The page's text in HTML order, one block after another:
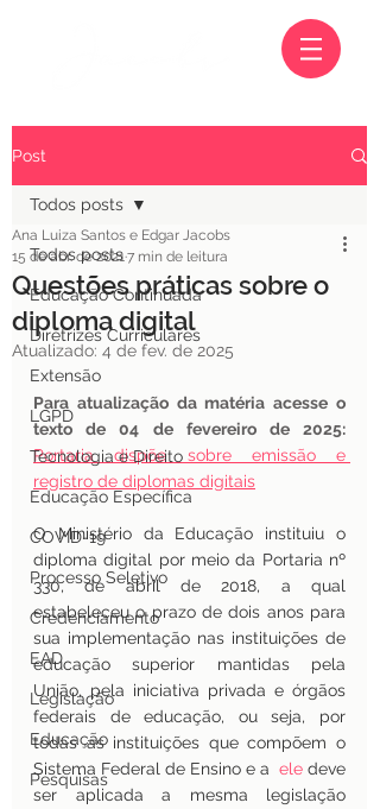
Post
Todos posts
Educação Continuada
Diretrizes Curriculares
Extensão
LGPD
Tecnologia e Direito
Educação Específica
COVID-19
Processo Seletivo
Credenciamento
EAD
Legislação
Educação
Pesquisas
Todos posts
Questões práticas sobre o
diploma digital
Ana Luiza Santos e Edgar Jacobs
15 de abr. de 20217 min de leitura
Atualizado: 4 de fev. de 2025
Para atualização da matéria acesse o
Portaria dispõe sobre emissão e
registro de diplomas digitais
O Ministério da Educação instituiu o
diploma digital por meio da Portaria nº
330, de abril de 2018, a qual
estabeleceu o prazo de dois anos para
sua implementação nas instituições de
educação superior mantidas pela
União, pela iniciativa privada e órgãos
federais de educação, ou seja, por
todas as instituições que compõem o
Sistema Federal de Ensino e a ele deve
ser aplicada a mesma legislação